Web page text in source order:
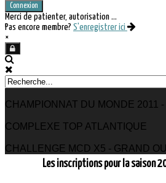
Connexion
Merci de patienter, autorisation ...
Pas encore membre? S'enregistrer ici
×
CHAMPIONNAT DU MONDE 2011 -
COMPLEXE TOP ATLANTIQUE
CHALLENGE MCD X5 - GRAND
Les inscriptions pour la saison